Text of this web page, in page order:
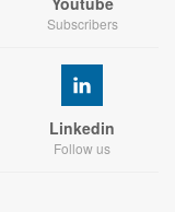
Subscribers
Linkedin
Follow us